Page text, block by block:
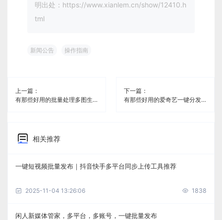
明出处：https://www.xianlem.cn/show/12410.h
tml
新闻公告 操作指南
上一篇：
有那些好用的批量处理多图生成视频一键分发软件《闲人新媒体管家》
下一篇：
有那些好用的爱奇艺一键分发软件《闲人新媒体管家》
相关推荐
一键短视频批量发布｜抖音快手多平台同步上传工具推荐
2025-11-04 13:26:06 1838
闲人新媒体管家，多平台，多账号，一键批量发布